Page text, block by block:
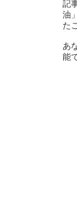
記
油
た
あ
能